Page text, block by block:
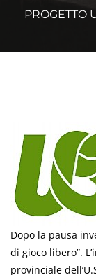
PROGETTO
Dopo la pausa
di gioco libero”.
provinciale